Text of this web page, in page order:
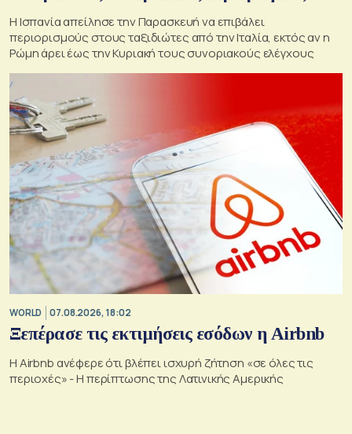
Η Ισπανία απείλησε την Παρασκευή να επιβάλει
περιορισμούς στους ταξιδιώτες από την Ιταλία, εκτός αν η
Ρώμη άρει έως την Κυριακή τους συνοριακούς ελέγχους
WORLD 07.08.2026, 18:02
Ξεπέρασε τις εκτιμήσεις εσόδων η Airbnb
Η Airbnb ανέφερε ότι βλέπει ισχυρή ζήτηση «σε όλες τις
περιοχές» - Η περίπτωσης της Λατινικής Αμερικής